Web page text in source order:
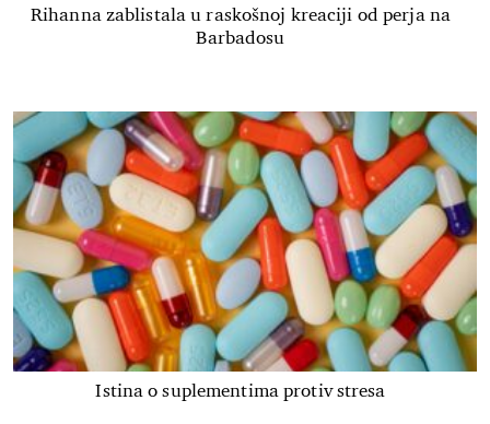
Rihanna zablistala u raskošnoj kreaciji od perja na
Barbadosu
Istina o suplementima protiv stresa